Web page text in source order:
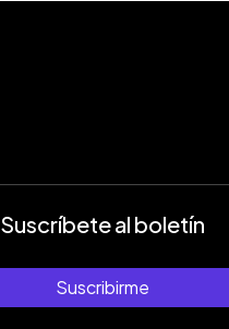
Suscríbete al boletín
Suscribirme